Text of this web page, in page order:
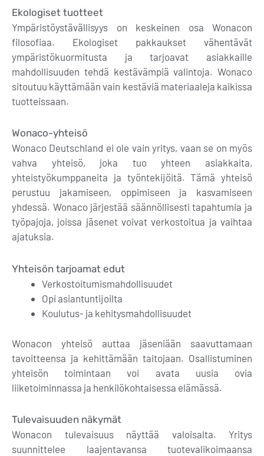
Ekologiset tuotteet
Ympäristöystävällisyys on keskeinen osa Wonacon
filosofiaa. Ekologiset pakkaukset vähentävät
ympäristökuormitusta ja tarjoavat asiakkaille
mahdollisuuden tehdä kestävämpiä valintoja. Wonaco
sitoutuu käyttämään vain kestäviä materiaaleja kaikissa
tuotteissaan.
Wonaco-yhteisö
Wonaco Deutschland ei ole vain yritys, vaan se on myös
vahva yhteisö, joka tuo yhteen asiakkaita,
yhteistyökumppaneita ja työntekijöitä. Tämä yhteisö
perustuu jakamiseen, oppimiseen ja kasvamiseen
yhdessä. Wonaco järjestää säännöllisesti tapahtumia ja
työpajoja, joissa jäsenet voivat verkostoitua ja vaihtaa
ajatuksia.
Yhteisön tarjoamat edut
Verkostoitumismahdollisuudet
Opi asiantuntijoilta
Koulutus- ja kehitysmahdollisuudet
Wonacon yhteisö auttaa jäseniään saavuttamaan
tavoitteensa ja kehittämään taitojaan. Osallistuminen
yhteisön toimintaan voi avata uusia ovia
liiketoiminnassa ja henkilökohtaisessa elämässä.
Tulevaisuuden näkymät
Wonacon tulevaisuus näyttää valoisalta. Yritys
suunnittelee laajentavansa tuotevalikoimaansa